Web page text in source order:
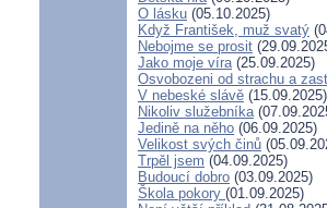
O lásku (05.10.2025)
Když František, muž svatý
Nebojme se prosit
Jako moje víra(25.09.2025)
Osvobozeni od strachu a
V nebeské slávě (15.09.2025)
Nikoliv služebníka
Jedině na něho (06.09.2025)
Velikost svých činů
Trpěl jsem (04.09.2025)
Budoucí dobro (03.09.2025)
Škola pokory (01.09.2025)